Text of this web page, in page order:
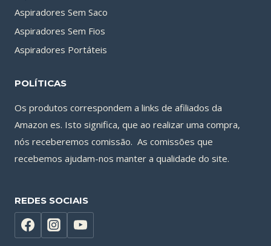
Aspiradores Sem Saco
Aspiradores Sem Fios
Aspiradores Portáteis
POLÍTICAS
Os produtos correspondem a links de afiliados da
Amazon es. Isto significa, que ao realizar uma compra,
nós receberemos comissão. As comissões que
recebemos ajudam-nos manter a qualidade do site.
REDES SOCIAIS